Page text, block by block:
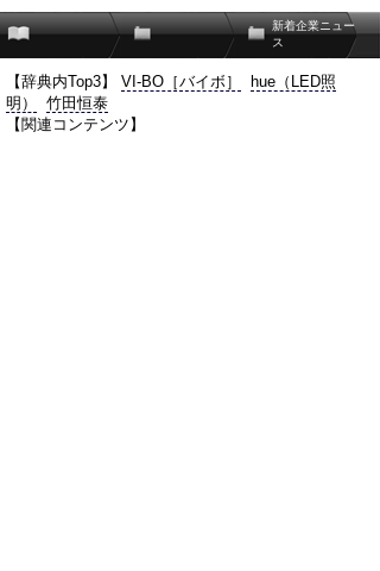
新着企業ニュー
ス
【辞典内Top3】 VI-BO［バイボ］
hue（LED照
明）
竹田恒泰
【関連コンテンツ】